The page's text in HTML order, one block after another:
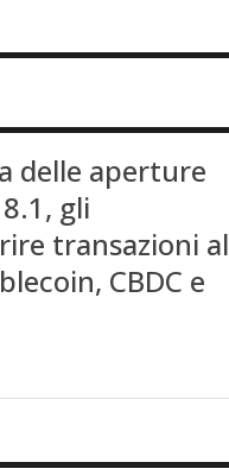
delle aperture
gli
transazioni al
CBDC e